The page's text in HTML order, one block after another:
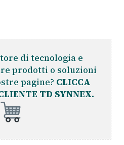
di tecnologia e
prodotti o soluzioni
pagine? CLICCA
TD SYNNEX.